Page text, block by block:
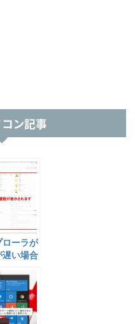
ン記事
ローラが
遅い場合